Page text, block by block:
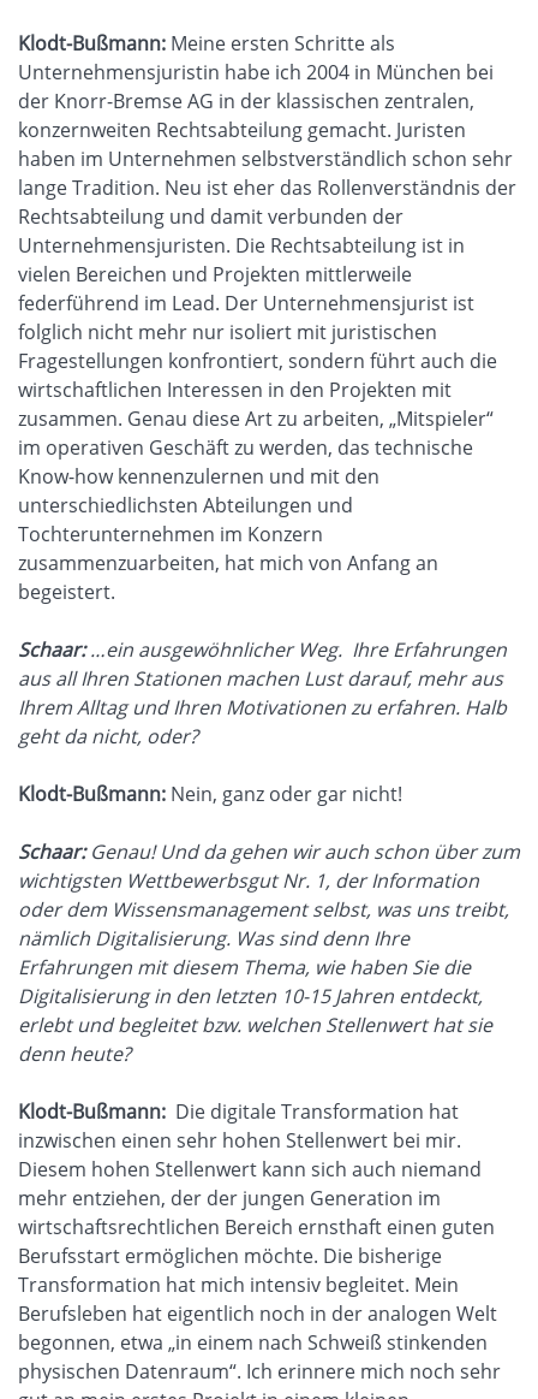
Klodt-Bußmann: Meine ersten Schritte als
Unternehmensjuristin habe ich 2004 in München bei
der Knorr-Bremse AG in der klassischen zentralen,
konzernweiten Rechtsabteilung gemacht. Juristen
haben im Unternehmen selbstverständlich schon sehr
lange Tradition. Neu ist eher das Rollenverständnis der
Rechtsabteilung und damit verbunden der
Unternehmensjuristen. Die Rechtsabteilung ist in
vielen Bereichen und Projekten mittlerweile
federführend im Lead. Der Unternehmensjurist ist
folglich nicht mehr nur isoliert mit juristischen
Fragestellungen konfrontiert, sondern führt auch die
wirtschaftlichen Interessen in den Projekten mit
zusammen. Genau diese Art zu arbeiten, „Mitspieler“
im operativen Geschäft zu werden, das technische
Know-how kennenzulernen und mit den
unterschiedlichsten Abteilungen und
Tochterunternehmen im Konzern
zusammenzuarbeiten, hat mich von Anfang an
begeistert.
Schaar:…ein ausgewöhnlicher Weg. Ihre Erfahrungen
aus all Ihren Stationen machen Lust darauf, mehr aus
Ihrem Alltag und Ihren Motivationen zu erfahren. Halb
geht da nicht, oder?
Klodt-Bußmann: Nein, ganz oder gar nicht!
Schaar:Genau! Und da gehen wir auch schon über zum
wichtigsten Wettbewerbsgut Nr. 1, der Information
oder dem Wissensmanagement selbst, was uns treibt,
nämlich Digitalisierung. Was sind denn Ihre
Erfahrungen mit diesem Thema, wie haben Sie die
Digitalisierung in den letzten 10-15 Jahren entdeckt,
erlebt und begleitet bzw. welchen Stellenwert hat sie
denn heute?
Klodt-Bußmann: Die digitale Transformation hat
inzwischen einen sehr hohen Stellenwert bei mir.
Diesem hohen Stellenwert kann sich auch niemand
mehr entziehen, der der jungen Generation im
wirtschaftsrechtlichen Bereich ernsthaft einen guten
Berufsstart ermöglichen möchte. Die bisherige
Transformation hat mich intensiv begleitet. Mein
Berufsleben hat eigentlich noch in der analogen Welt
begonnen, etwa „in einem nach Schweiß stinkenden
physischen Datenraum“. Ich erinnere mich noch sehr